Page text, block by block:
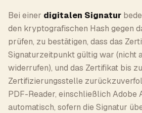
Bei einer digitalen Signatur
den kryptografischen Hash gegen
prüfen, zu bestätigen, dass das
Signaturzeitpunkt gültig war (nicht
widerrufen), und das Zertifikat bis
Zertifizierungsstelle
PDF-Reader, einschließlich Adobe
automatisch, sofern die Signatur